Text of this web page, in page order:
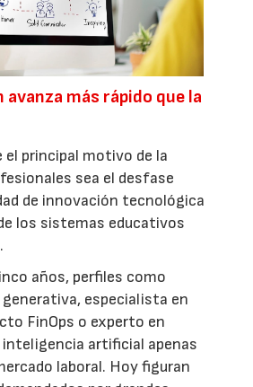
avanza más rápido que la
el principal motivo de la
sea el desfase
de innovación tecnológica
los sistemas educativos
años, perfiles como
generativa, especialista en
FinOps o experto en
inteligencia artificial apenas
laboral. Hoy figuran